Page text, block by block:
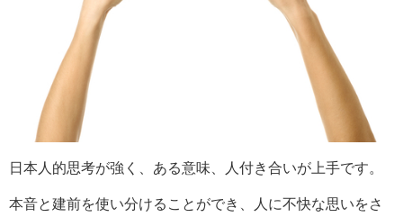
日本人的思考が強く、ある意味、人付き合いが上手です。
本音と建前を使い分けることができ、人に不快な思いをさ